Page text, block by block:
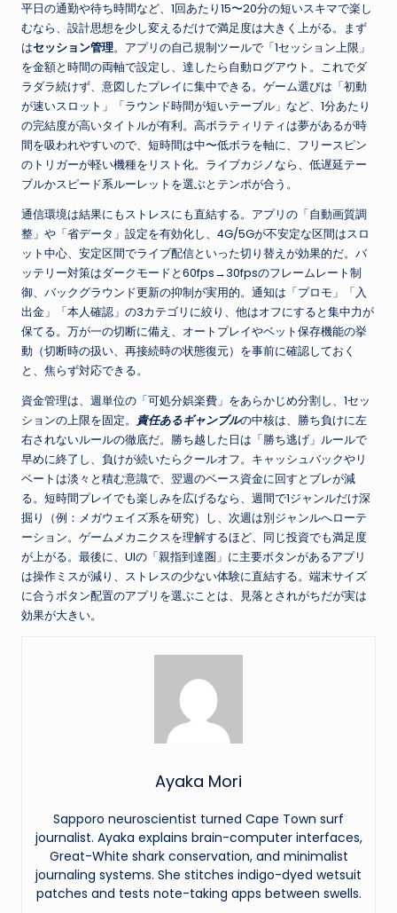
平日の通勤や待ち時間など、1回あたり15〜20分の短いスキマで楽し
むなら、設計思想を少し変えるだけで満足度は大きく上がる。まず
はセッション管理。アプリの自己規制ツールで「1セッション上限」
を金額と時間の両軸で設定し、達したら自動ログアウト。これでダ
ラダラ続けず、意図したプレイに集中できる。ゲーム選びは「初動
が速いスロット」「ラウンド時間が短いテーブル」など、1分あたり
の完結度が高いタイトルが有利。高ボラティリティは夢があるが時
間を吸われやすいので、短時間は中〜低ボラを軸に、フリースピン
のトリガーが軽い機種をリスト化。ライブカジノなら、低遅延テー
ブルかスピード系ルーレットを選ぶとテンポが合う。
通信環境は結果にもストレスにも直結する。アプリの「自動画質調
整」や「省データ」設定を有効化し、4G/5Gが不安定な区間はスロ
ット中心、安定区間でライブ配信といった切り替えが効果的だ。バ
ッテリー対策はダークモードと60fps→30fpsのフレームレート制
御、バックグラウンド更新の抑制が実用的。通知は「プロモ」「入
出金」「本人確認」の3カテゴリに絞り、他はオフにすると集中力が
保てる。万が一の切断に備え、オートプレイやベット保存機能の挙
動（切断時の扱い、再接続時の状態復元）を事前に確認しておく
と、焦らず対応できる。
資金管理は、週単位の「可処分娯楽費」をあらかじめ分割し、1セッ
ションの上限を固定。 責任あるギャンブルの中核は、勝ち負けに左
右されないルールの徹底だ。勝ち越した日は「勝ち逃げ」ルールで
早めに終了し、負けが続いたらクールオフ。キャッシュバックやリ
ベートは淡々と積む意識で、翌週のベース資金に回すとブレが減
る。短時間プレイでも楽しみを広げるなら、週間で1ジャンルだけ深
掘り（例：メガウェイズ系を研究）し、次週は別ジャンルへローテ
ーション。ゲームメカニクスを理解するほど、同じ投資でも満足度
が上がる。最後に、UIの「親指到達圏」に主要ボタンがあるアプリ
は操作ミスが減り、ストレスの少ない体験に直結する。端末サイズ
に合うボタン配置のアプリを選ぶことは、見落とされがちだが実は
効果が大きい。
Ayaka Mori
Sapporo neuroscientist turned Cape Town surf
journalist. Ayaka explains brain-computer interfaces,
Great-White shark conservation, and minimalist
journaling systems. She stitches indigo-dyed wetsuit
patches and tests note-taking apps between swells.